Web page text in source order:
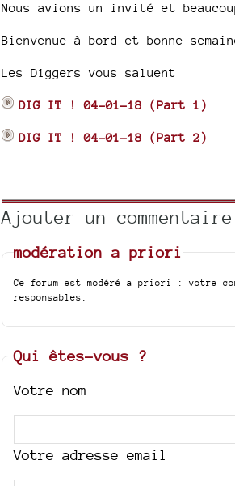
Nous avions un invité et
Bienvenue à bord et bonne
Les Diggers vous saluent
DIG IT ! 04-01-18 (Part 1)
DIG IT ! 04-01-18 (Part 2)
Ajouter un commentaire
modération a priori
Ce forum est modéré a priori : votre
responsables.
Qui êtes-vous ?
Votre nom
Votre adresse email